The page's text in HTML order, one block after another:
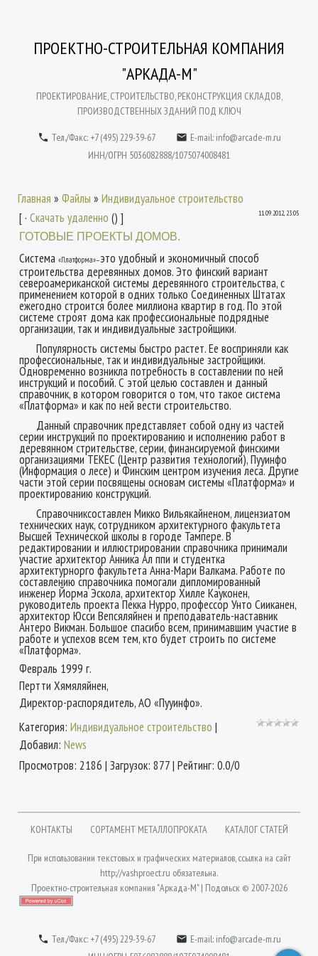
ПРОЕКТНО-СТРОИТЕЛЬНАЯ КОМПАНИЯ
"АРКАДА-М"
ПРОЕКТИРОВАНИЕ, СТРОИТЕЛЬСТВО, РЕКОНСТРУКЦИЯ СКЛАДОВ,
ПРОИЗВОДСТВЕННЫХ ЗДАНИЙ ПОД КЛЮЧ
 Тел./Факс: +7 (495) 229-39-67  E-mail: info@arcade-m.ru
ИНН/ОГРН 5036082888/1075074008481
Главная » Файлы » Индивидуальное строительство
[ · Скачать удаленно () ] 11.09.2012, 23:05
ГОТОВЫЕ ПРОЕКТЫ ДОМОВ.
Система «Платформа»—это удобный и экономичный способ
строительства деревянных домов. Это финский вариант
североамериканской системы деревянного строительства, с
применением которой в однихтолько Соединенных Штатах
ежегодно строится более миллиона квартир в год. По этой
системе строят дома как профессиональные подрядные
организации, так и индивидуальные застройщики.
Популярность системы быстро растет.Ее восприняли как
профессиональные, так и индивидуальные застройщики.
Одновременно возникла потребность в составлении по ней
инструкций и пособий. С этой целью составлен и данный
справочник, в котором говорится о том, что такое система
«Платформа» и как по ней вести строительство.
Данный справочник представляет собой одну из частей
серии инструкций по проектированию и исполнению работ в
деревянном стрительстве, серии, финансируемой финскими
организациями ТЕКЕС (Центр развития технологий), Пууинфо
(Информация о лесе) и Финским центром изучения леса. Другие
части этой серии посвящены основам системы «Платформа» и
проектированию конструкций.
Справочниксоставлен Микко Вильякайненом, лицензиатом
технических наук, сотрудником архитектурного факультета
Высшей Технической школы в городе Тампере. В
редактировании и иллюстрировании справочника принимали
участие архитектор Анника Ал ппи и студентка
архитектурнорго факультета Анна-Мари Валкама. Работе по
составлению справочника помогали дипломированный
инженер Йорма Эскола, архитектор Хилле Кауконен,
руководитель проекта Пекка Нурро, профессор Унто Сииканен,
архитектор Юсси Вепсяляйнен и преподаватель-наставник
Антеро Викман. Большое спасибо всем, принимавшим участие в
работе и успехов всем тем, кто будет строить по системе
«Платформа».
Февраль 1999 г.
Пертти Хямяляйнен,
Директор-распорядитель,АО «Пууинфо».
Категория: Индивидуальное строительство |
Добавил: News
Просмотров: 2186 | Загрузок: 877| Рейтинг: 0.0/0
КОНТАКТЫ СОРТАМЕНТ МЕТАЛЛОПРОКАТА КАТАЛОГ СТАТЕЙ
При использовании текстовых и графических материалов, ссылка на сайт
http://vashproect.ru обязательна.
Проектно-строительная компания "Аркада-М" | Подольск © 2007-2026
 Тел./Факс: +7 (495) 229-39-67  E-mail: info@arcade-m.ru